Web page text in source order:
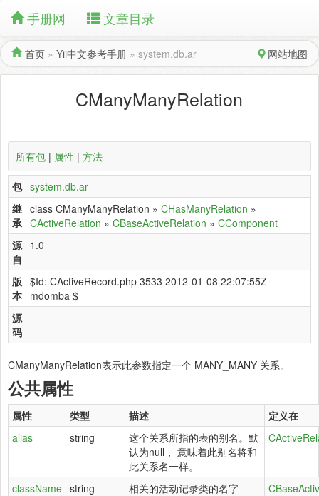
手册网 文章目录
首页 » Yii中文参考手册 » system.db.ar 网站地图
CManyManyRelation
所有包 | 属性 | 方法
包 system.db.ar
继
承
class CManyManyRelation » CHasManyRelation »
CActiveRelation » CBaseActiveRelation » CComponent
源
自
1.0
版
本
$Id: CActiveRecord.php 3533 2012-01-08 22:07:55Z
mdomba $
源
码
CManyManyRelation表示此参数指定一个 MANY_MANY 关系。
公共属性
属性 类型 描述
定义在
alias
string
这个关系所指的表的别名。默
认为null， 意味着此别名将和
此关系名一样。
className string 相关的活动记录类的名字